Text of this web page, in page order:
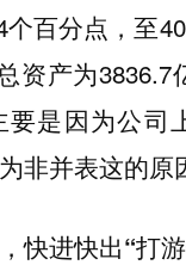
百分点，至
资产为
要是因为公司
非并表这的原
快进快出“打